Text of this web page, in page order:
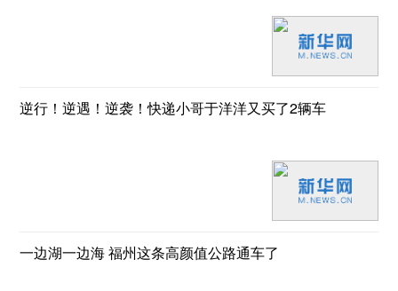
逆行！逆遇！逆袭！快递小哥于洋洋又买了2辆车
一边湖一边海 福州这条高颜值公路通车了